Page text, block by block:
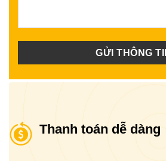
Thanh toán dễ dàng